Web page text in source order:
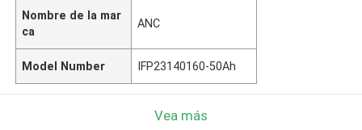
Nombre de la mar
ca
ANC
Model Number IFP23140160-50Ah
Vea más